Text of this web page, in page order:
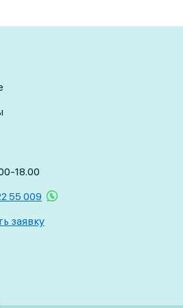
года, а по
18.00
55 009
заявку